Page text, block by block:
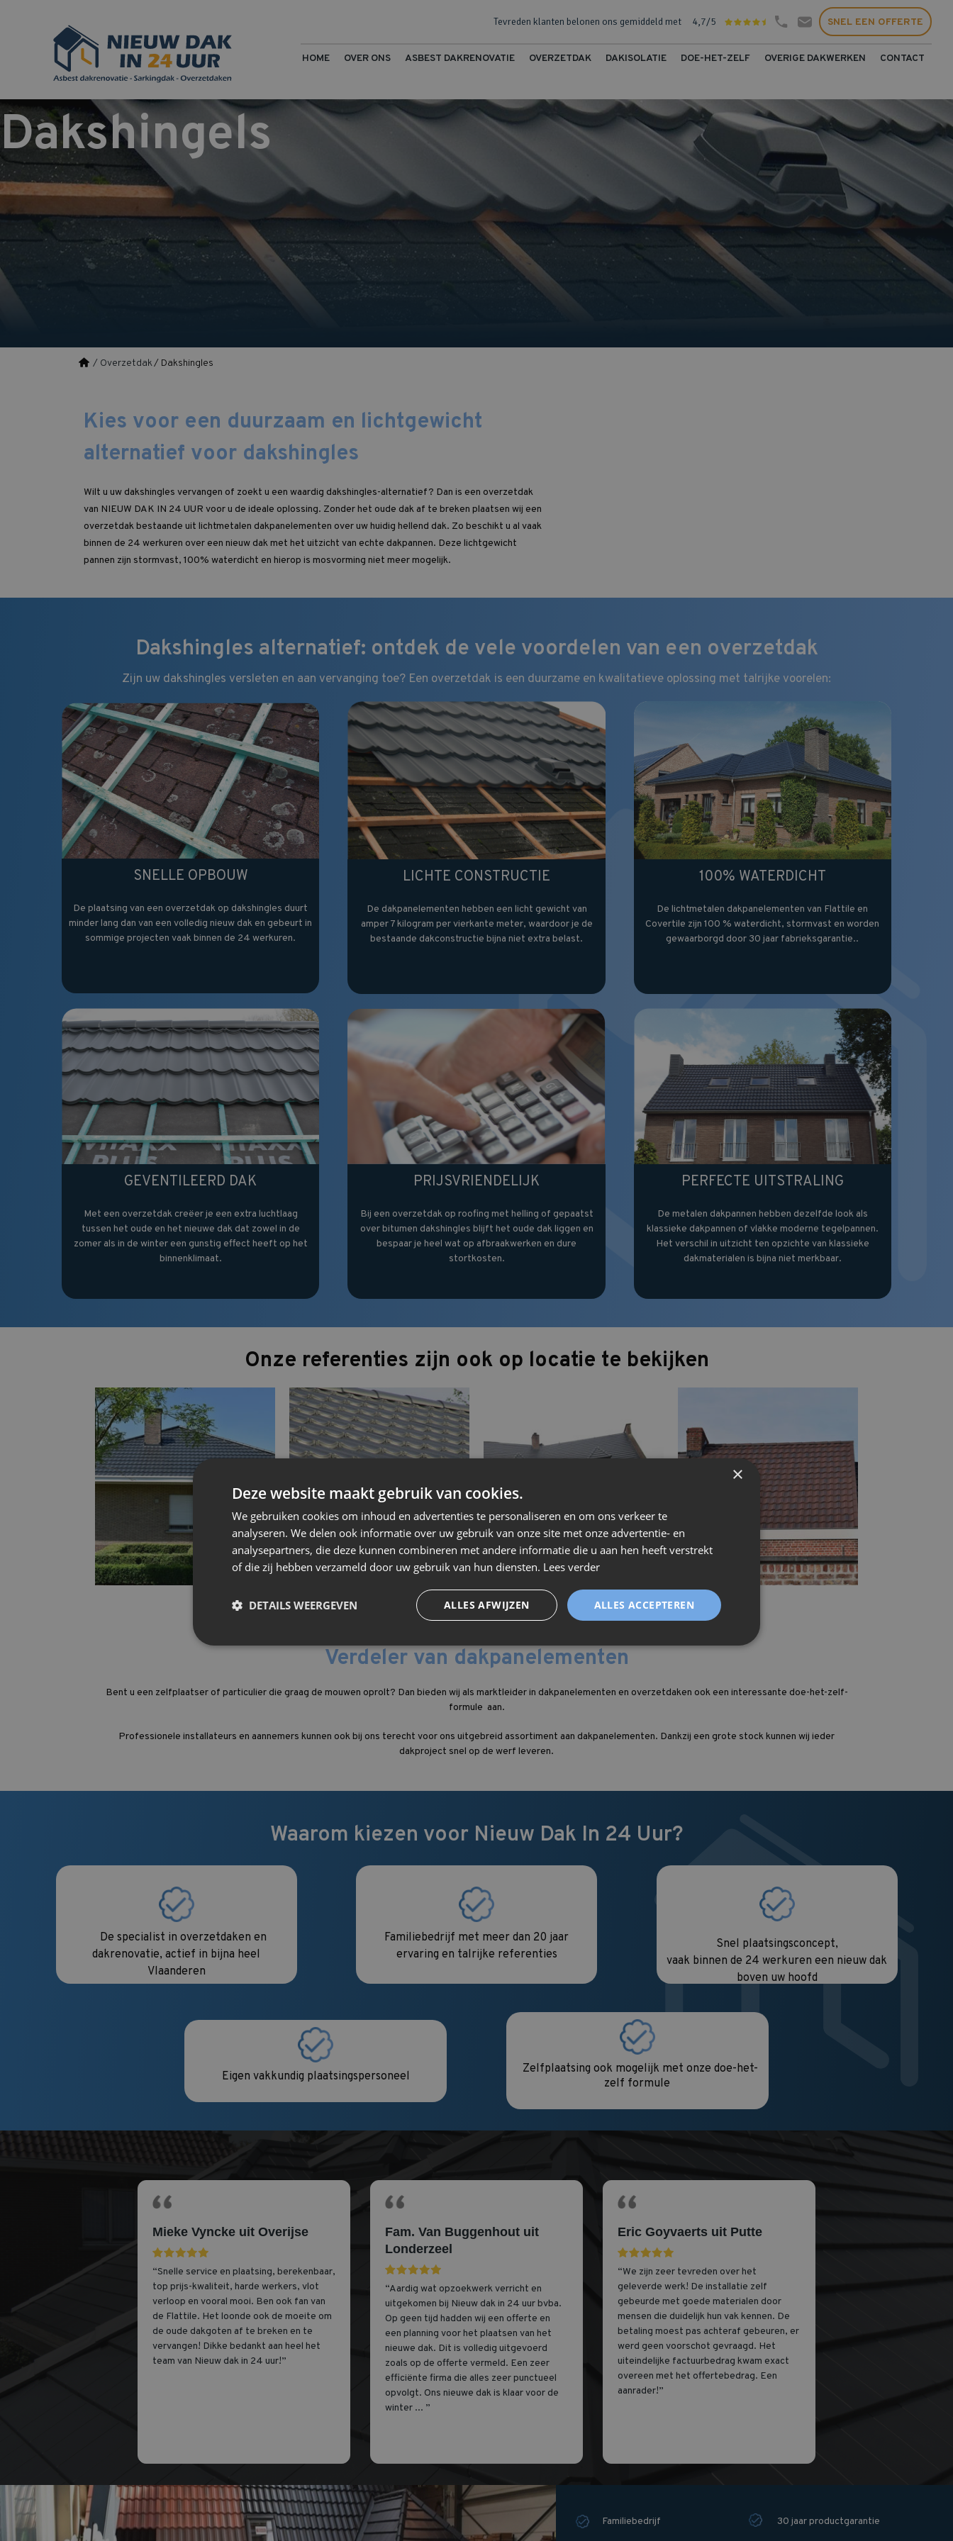
Tevreden klanten belonen ons gemiddeld met 4,7/5 SNEL EEN OFFERTE
HOME OVER ONS ASBEST DAKRENOVATIE OVERZETDAK DAKISOLATIE DOE-HET-ZELF OVERIGE DAKWERKEN CONTACT
Dakshingels
/ Overzetdak/ Dakshingles
Kies voor een duurzaam en lichtgewicht
alternatief voor dakshingles
Wilt u uw dakshingles vervangen of zoekt u een waardig dakshingles-alternatief? Dan is een overzetdak
van NIEUW DAK IN 24 UUR voor u de ideale oplossing. Zonder het oude dak af te breken plaatsen wij een
overzetdak bestaande uit lichtmetalen dakpanelementen over uw huidig hellend dak. Zo beschikt u al vaak
binnen de 24 werkuren over een nieuw dak met het uitzicht van echte dakpannen. Deze lichtgewicht
pannen zijn stormvast, 100% waterdicht en hierop is mosvorming niet meer mogelijk.
Dakshingles alternatief: ontdek de vele voordelen van een overzetdak
Zijn uw dakshingles versleten en aan vervanging toe? Een overzetdak is een duurzame en kwalitatieve oplossing met talrijke voorelen:
SNELLE OPBOUW
De plaatsing van een overzetdak op dakshingles duurt
minder lang dan van een volledig nieuw dak en gebeurt in
sommige projecten vaak binnen de 24 werkuren.
LICHTE CONSTRUCTIE
De dakpanelementen hebben een licht gewicht van
amper 7 kilogram per vierkante meter, waardoor je de
bestaande dakconstructie bijna niet extra belast.
100% WATERDICHT
De lichtmetalen dakpanelementen van Flattile en
Covertile zijn 100 % waterdicht, stormvast en worden
gewaarborgd door 30 jaar fabrieksgarantie..
GEVENTILEERD DAK
Met een overzetdak creëer je een extra luchtlaag
tussen het oude en het nieuwe dak dat zowel in de
zomer als in de winter een gunstig effect heeft op het
binnenklimaat.
PRIJSVRIENDELIJK
Bij een overzetdak op roofing met helling of gepaatst
over bitumen dakshingles blijft het oude dak liggen en
bespaar je heel wat op afbraakwerken en dure
stortkosten.
PERFECTE UITSTRALING
De metalen dakpannen hebben dezelfde look als
klassieke dakpannen of vlakke moderne tegelpannen.
Het verschil in uitzicht ten opzichte van klassieke
dakmaterialen is bijna niet merkbaar.
Onze referenties zijn ook op locatie te bekijken
Verdeler van dakpanelementen
Bent u een zelfplaatser of particulier die graag de mouwen oprolt? Dan bieden wij als marktleider in dakpanelementen en overzetdaken ook een interessante doe-het-zelf-
formule aan.
Professionele installateurs en aannemers kunnen ook bij ons terecht voor ons uitgebreid assortiment aan dakpanelementen. Dankzij een grote stock kunnen wij ieder
dakproject snel op de werf leveren.
Waarom kiezen voor Nieuw Dak In 24 Uur?
De specialist in overzetdaken en
dakrenovatie, actief in bijna heel
Vlaanderen
Familiebedrijf met meer dan 20 jaar
ervaring en talrijke referenties
Snel plaatsingsconcept,
vaak binnen de 24 werkuren een nieuw dak
boven uw hoofd
Eigen vakkundig plaatsingspersoneel
Zelfplaatsing ook mogelijk met onze doe-het-
zelf formule
Mieke Vyncke uit Overijse
“Snelle service en plaatsing, berekenbaar,
top prijs-kwaliteit, harde werkers, vlot
verloop en vooral mooi. Ben ook fan van
de Flattile. Het loonde ook de moeite om
de oude dakgoten af te breken en te
vervangen! Dikke bedankt aan heel het
team van Nieuw dak in 24 uur!”
Fam. Van Buggenhout uit
Londerzeel
“Aardig wat opzoekwerk verricht en
uitgekomen bij Nieuw dak in 24 uur bvba.
Op geen tijd hadden wij een offerte en
een planning voor het plaatsen van het
nieuwe dak. Dit is volledig uitgevoerd
zoals op de offerte vermeld. Een zeer
efficiënte firma die alles zeer punctueel
opvolgt. Ons nieuwe dak is klaar voor de
winter ... ”
Eric Goyvaerts uit Putte
“We zijn zeer tevreden over het
geleverde werk! De installatie zelf
gebeurde met goede materialen door
mensen die duidelijk hun vak kennen. De
betaling moest pas achteraf gebeuren, er
werd geen voorschot gevraagd. Het
uiteindelijke factuurbedrag kwam exact
overeen met het offertebedrag. Een
aanrader!”
Familiebedrijf 30 jaar productgarantie
×
Deze website maakt gebruik van cookies.
We gebruiken cookies om inhoud en advertenties te personaliseren en om ons verkeer te
analyseren. We delen ook informatie over uw gebruik van onze site met onze advertentie- en
analysepartners, die deze kunnen combineren met andere informatie die u aan hen heeft verstrekt
of die zij hebben verzameld door uw gebruik van hun diensten. Lees verder
ALLES ACCEPTEREN
ALLES AFWIJZEN
DETAILS WEERGEVEN